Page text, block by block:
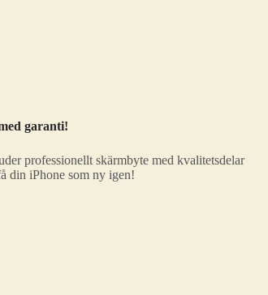
garanti!
professionellt skärmbyte med kvalitetsdelar
din iPhone som ny igen!